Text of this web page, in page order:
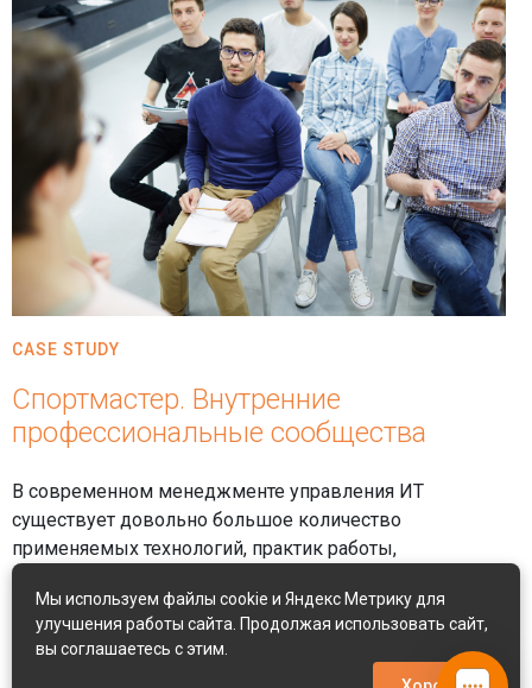
CASE STUDY
Спортмастер. Внутренние
профессиональные сообщества
В современном менеджменте управления ИТ
существует довольно большое количество
применяемых технологий, практик работы,
инструментов, фреймворков, которые к тому же
бурно развиваются создавая все новые и новые
методологии.
Мы используем файлы cookie и Яндекс Метрику для
улучшения работы сайта. Продолжая использовать сайт,
вы соглашаетесь с этим.
Хорошо